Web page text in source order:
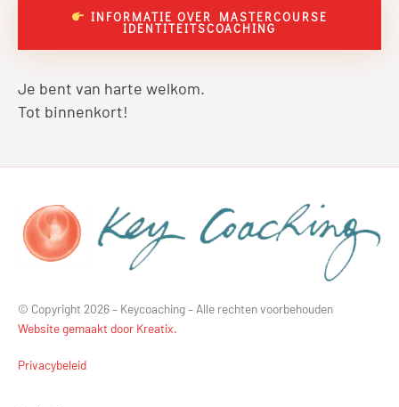
INFORMATIE OVER MASTERCOURSE
IDENTITEITSCOACHING
Je bent van harte welkom.
Tot binnenkort!
© Copyright 2026 – Keycoaching – Alle rechten voorbehouden
Website gemaakt door Kreatix.
Privacybeleid